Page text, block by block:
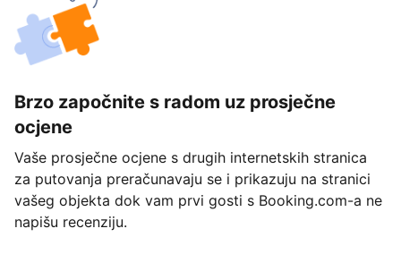
Brzo započnite s radom uz prosječne
ocjene
Vaše prosječne ocjene s drugih internetskih stranica
za putovanja preračunavaju se i prikazuju na stranici
vašeg objekta dok vam prvi gosti s Booking.com-a ne
napišu recenziju.